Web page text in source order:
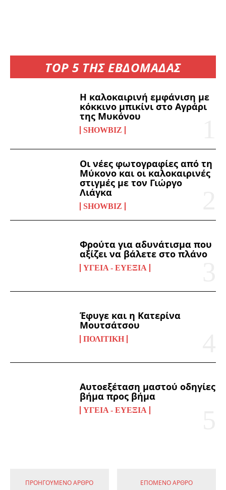
TOP 5 ΤΗΣ ΕΒΔΟΜΑΔΑΣ
Η καλοκαιρινή εμφάνιση με
κόκκινο μπικίνι στο Αγράρι
της Μυκόνου
SHOWBIZ
Οι νέες φωτογραφίες από τη
Μύκονο και οι καλοκαιρινές
στιγμές με τον Γιώργο
Λιάγκα
SHOWBIZ
Φρούτα για αδυνάτισμα που
αξίζει να βάλετε στο πλάνο
ΥΓΕΊΑ - ΕΥΕΞΊΑ
Έφυγε και η Κατερίνα
Μουτσάτσου
ΠΟΛΙΤΙΚΉ
Αυτοεξέταση μαστού οδηγίες
βήμα προς βήμα
ΥΓΕΊΑ - ΕΥΕΞΊΑ
ΠΡΟΗΓΟΎΜΕΝΟ ΆΡΘΡΟ ΕΠΌΜΕΝΟ ΆΡΘΡΟ